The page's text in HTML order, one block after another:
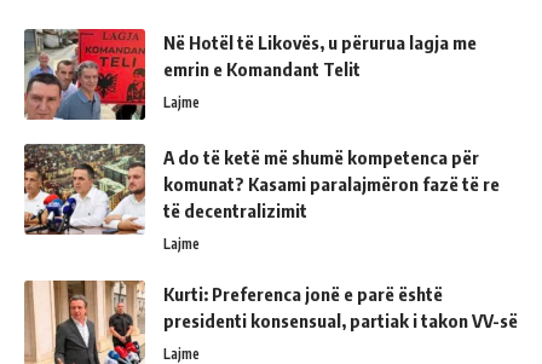
Në Hotël të Likovës, u përurua lagja me
emrin e Komandant Telit
Lajme
A do të ketë më shumë kompetenca për
komunat? Kasami paralajmëron fazë të re
të decentralizimit
Lajme
Kurti: Preferenca jonë e parë është
presidenti konsensual, partiak i takon VV-së
Lajme